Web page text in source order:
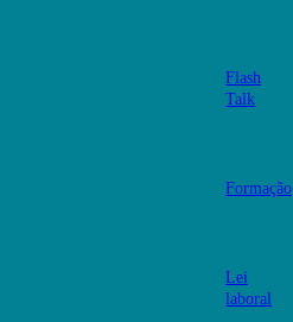
Flash
Talk
Formação
Lei
laboral